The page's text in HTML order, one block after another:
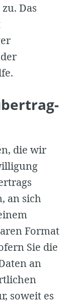
Das
die wir
an sich
Format
Sie die
an
soweit es